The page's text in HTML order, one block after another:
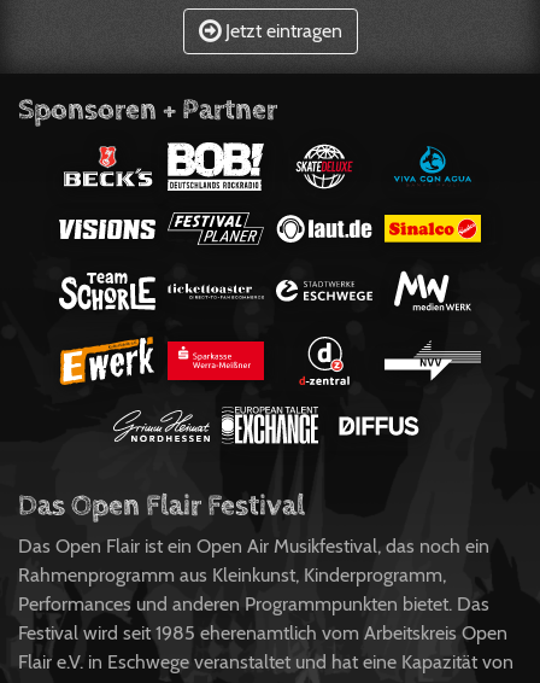
Jetzt eintragen
Sponsoren + Partner
Das Open Flair Festival
Das Open Flair ist ein Open Air Musikfestival, das noch ein
Rahmenprogramm aus Kleinkunst, Kinderprogramm,
Performances und anderen Programmpunkten bietet. Das
Festival wird seit 1985 eherenamtlich vom Arbeitskreis Open
Flair e.V. in Eschwege veranstaltet und hat eine Kapazität von